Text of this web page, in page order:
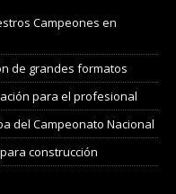
Campeones en
de grandes formatos
para el profesional
del Campeonato Nacional
construcción